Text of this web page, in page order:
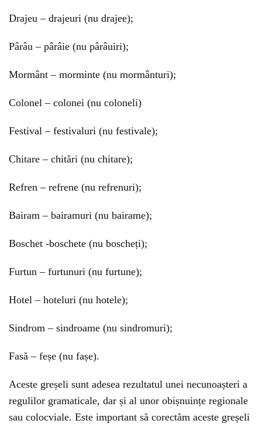
Drajeu – drajeuri (nu drajee);
Pârâu – pârâie (nu pârâuiri);
Mormânt – morminte (nu mormânturi);
Colonel – colonei (nu coloneli)
Festival – festivaluri (nu festivale);
Chitare – chitări (nu chitare);
Refren – refrene (nu refrenuri);
Bairam – bairamuri (nu bairame);
Boschet -boschete (nu boscheți);
Furtun – furtunuri (nu furtune);
Hotel – hoteluri (nu hotele);
Sindrom – sindroame (nu sindromuri);
Fasă – feșe (nu fașe).
Aceste greșeli sunt adesea rezultatul unei necunoașteri a
regulilor gramaticale, dar și al unor obișnuințe regionale
sau colocviale. Este important să corectăm aceste greșeli